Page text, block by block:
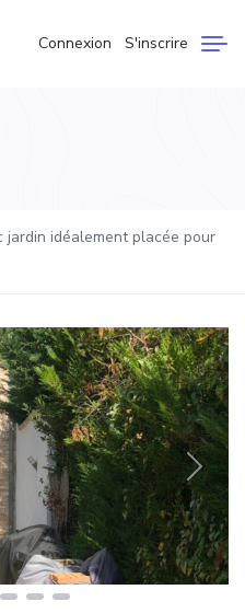
Connexion S'inscrire
jardin idéalement placée pour
Suivant